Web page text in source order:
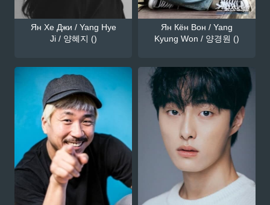
Ян Хе Джи / Yang Hye
Ji / 양혜지 ()
Ян Кён Вон / Yang
Kyung Won / 양경원 ()